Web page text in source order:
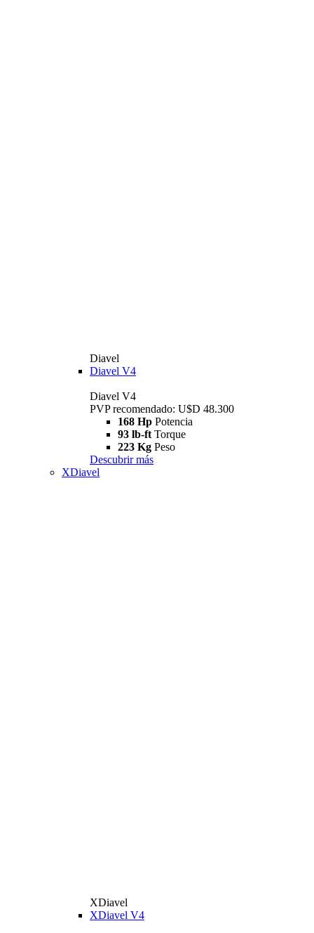
Diavel
Diavel V4
Diavel V4
PVP recomendado: U$D 48.300
168 Hp Potencia
93 lb-ft Torque
223 Kg Peso
Descubrir más
XDiavel
XDiavel
XDiavel V4